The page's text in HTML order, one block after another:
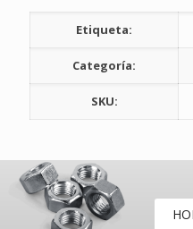
Etiqueta:
Categoría:
SKU: